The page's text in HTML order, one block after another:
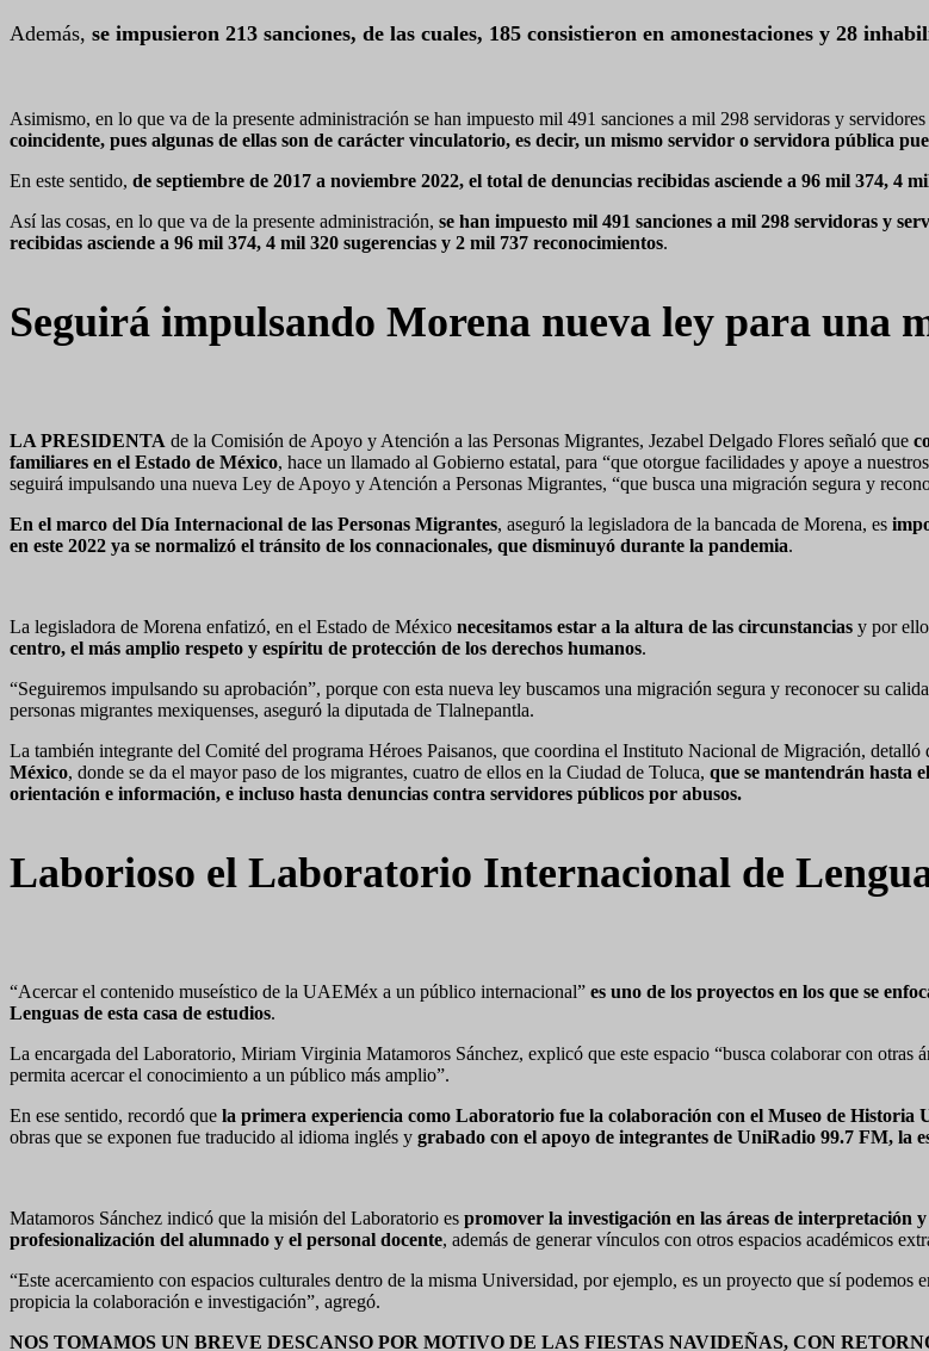
Además, se impusieron 213 sanciones, de las cuales, 185 consistieron en amonestaciones y 28
Asimismo, en lo que va de la presente administración se han impuesto mil 491 sanciones a mil 298 servidoras y
coincidente, pues algunas de ellas son de carácter vinculatorio, es decir, un mismo servidor o servidora pública
En este sentido, de septiembre de 2017 a noviembre 2022, el total de denuncias recibidas asciende a 96 mil 374, 4
Así las cosas, en lo que va de la presente administración, se han impuesto mil 491 sanciones a mil 298 servidoras y
recibidas asciende a 96 mil 374, 4 mil 320 sugerencias y 2 mil 737 reconocimientos.
Seguirá impulsando Morena nueva ley para una
LA PRESIDENTA de la Comisión de Apoyo y Atención a las Personas Migrantes, Jezabel Delgado Flores señaló que
familiares en el Estado de México, hace un llamado al Gobierno estatal, para “que otorgue facilidades y apoye a
seguirá impulsando una nueva Ley de Apoyo y Atención a Personas Migrantes, “que busca una migración segura y
En el marco del Día Internacional de las Personas Migrantes, aseguró la legisladora de la bancada de Morena, es
en este 2022 ya se normalizó el tránsito de los connacionales, que disminuyó durante la pandemia.
La legisladora de Morena enfatizó, en el Estado de México necesitamos estar a la altura de las circunstancias y por
centro, el más amplio respeto y espíritu de protección de los derechos humanos.
“Seguiremos impulsando su aprobación”, porque con esta nueva ley buscamos una migración segura y reconocer su
personas migrantes mexiquenses, aseguró la diputada de Tlalnepantla.
La también integrante del Comité del programa Héroes Paisanos, que coordina el Instituto Nacional de Migración, detalló
México, donde se da el mayor paso de los migrantes, cuatro de ellos en la Ciudad de Toluca, que se mantendrán hasta
orientación e información, e incluso hasta denuncias contra servidores públicos por abusos.
Laborioso el Laboratorio Internacional de
“Acercar el contenido museístico de la UAEMéx a un público internacional” es uno de los proyectos en los que se
Lenguas de esta casa de estudios.
La encargada del Laboratorio, Miriam Virginia Matamoros Sánchez, explicó que este espacio “busca colaborar con otras
permita acercar el conocimiento a un público más amplio”.
En ese sentido, recordó que la primera experiencia como Laboratorio fue la colaboración con el Museo de Historia
obras que se exponen fue traducido al idioma inglés y grabado con el apoyo de integrantes de UniRadio 99.7 FM, la
Matamoros Sánchez indicó que la misión del Laboratorio es promover la investigación en las áreas de
profesionalización del alumnado y el personal docente, además de generar vínculos con otros espacios académicos
“Este acercamiento con espacios culturales dentro de la misma Universidad, por ejemplo, es un proyecto que sí podemos
propicia la colaboración e investigación”, agregó.
NOS TOMAMOS UN BREVE DESCANSO POR MOTIVO DE LAS FIESTAS NAVIDEÑAS, CON